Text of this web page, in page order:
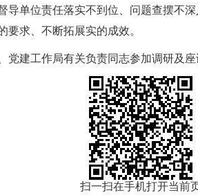
导单位责任落实不到位、问题查摆不
求、不断拓展实的成效。
建工作局有关负责同志参加调研及座
扫一扫在手机打开当前